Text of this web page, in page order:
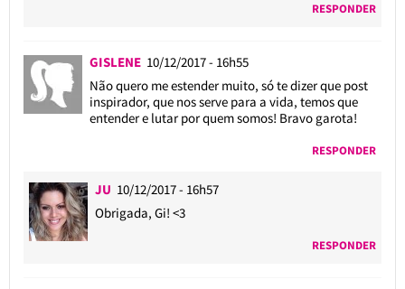
RESPONDER
GISLENE 10/12/2017 - 16h55
Não quero me estender muito, só te dizer que post
inspirador, que nos serve para a vida, temos que
entender e lutar por quem somos! Bravo garota!
RESPONDER
JU 10/12/2017 - 16h57
Obrigada, Gi! <3
RESPONDER